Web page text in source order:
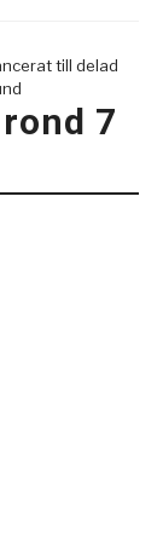
till delad
7